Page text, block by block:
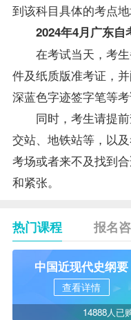
到该科目具体的考点
2024年4月广东自
在考试当天，考
件及纸质版准考证，
深蓝色字迹签字笔等考
同时，考生请提
交站、地铁站等，以
考场或者来不及找到
和紧张。
热门课程 报名
中国近现代史纲要
查看详情
14888人已